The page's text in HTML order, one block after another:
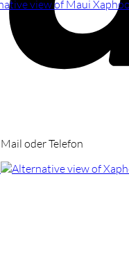
oder Telefon